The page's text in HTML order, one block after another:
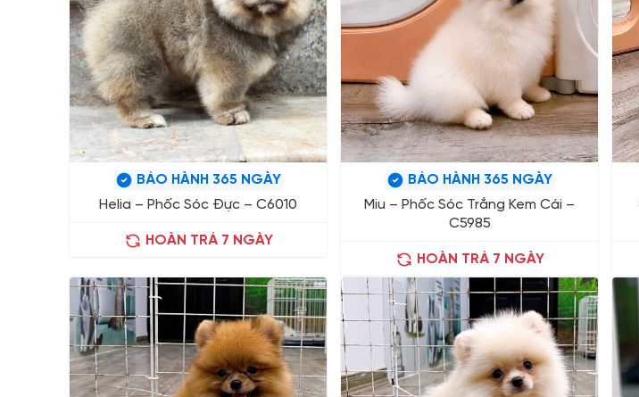
BẢO HÀNH 365 NGÀY
Helia – Phốc Sóc Đực – C6010
HOÀN TRẢ 7 NGÀY
BẢO HÀNH 365 NGÀY
Miu – Phốc Sóc Trắng Kem Cái –
C5985
HOÀN TRẢ 7 NGÀY